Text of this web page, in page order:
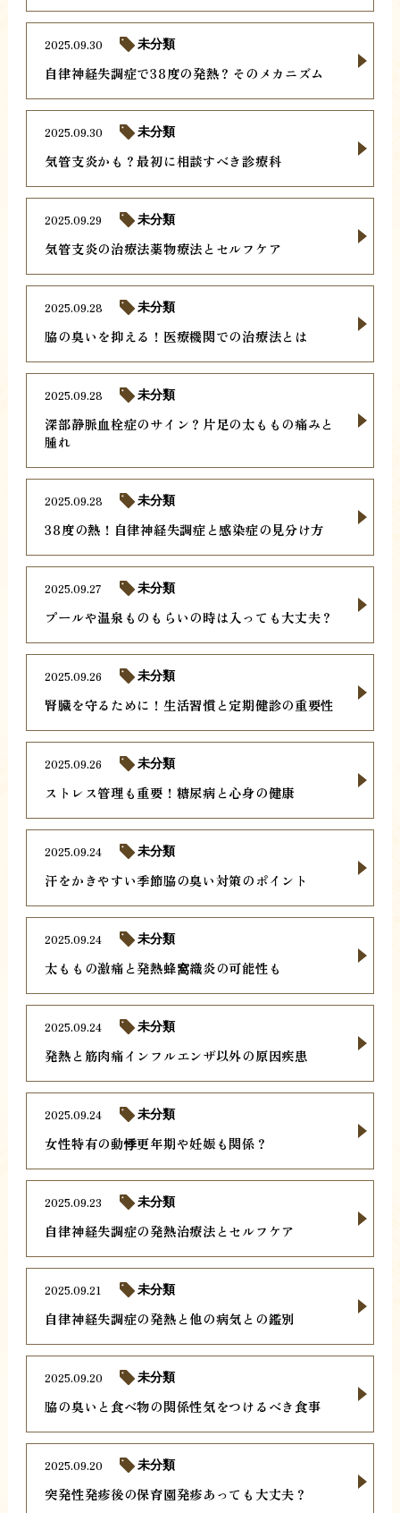
自律神経失調症で38度の発熱？そのメカニズム
2025.09.30 未分類
気管支炎かも？最初に相談すべき診療科
2025.09.30 未分類
気管支炎の治療法薬物療法とセルフケア
2025.09.29 未分類
脇の臭いを抑える！医療機関での治療法とは
2025.09.28 未分類
深部静脈血栓症のサイン？片足の太ももの痛みと
腫れ
2025.09.28 未分類
38度の熱！自律神経失調症と感染症の見分け方
2025.09.28 未分類
プールや温泉ものもらいの時は入っても大丈夫？
2025.09.27 未分類
腎臓を守るために！生活習慣と定期健診の重要性
2025.09.26 未分類
ストレス管理も重要！糖尿病と心身の健康
2025.09.26 未分類
汗をかきやすい季節脇の臭い対策のポイント
2025.09.24 未分類
太ももの激痛と発熱蜂窩織炎の可能性も
2025.09.24 未分類
発熱と筋肉痛インフルエンザ以外の原因疾患
2025.09.24 未分類
女性特有の動悸更年期や妊娠も関係？
2025.09.24 未分類
自律神経失調症の発熱治療法とセルフケア
2025.09.23 未分類
自律神経失調症の発熱と他の病気との鑑別
2025.09.21 未分類
脇の臭いと食べ物の関係性気をつけるべき食事
2025.09.20 未分類
突発性発疹後の保育園発疹あっても大丈夫？
2025.09.20 未分類